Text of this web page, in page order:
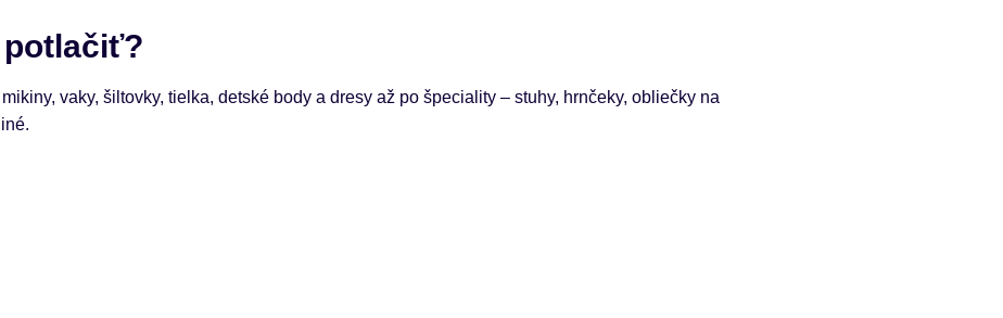
potlačiť?
vaky, šiltovky, tielka, detské body a dresy až po špeciality – stuhy, hrnčeky, obliečky na